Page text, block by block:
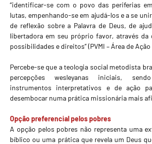
“identificar-se com o povo das periferias
lutas, empenhando-se em ajudá-los e a se
de reflexão sobre a Palavra de Deus, de
libertadora em seu próprio favor, através da
possibilidades e direitos” (PVMI – Área de
Percebe-se que a teologia social metodista
percepções wesleyanas iniciais,
instrumentos interpretativos e de ação
desembocar numa prática missionária mais
Opção preferencial pelos pobres
A opção pelos pobres não representa uma
bíblico ou uma prática que revela um Deus